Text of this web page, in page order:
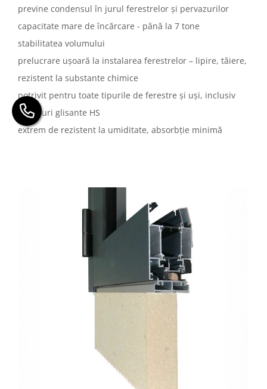
previne condensul în jurul ferestrelor și pervazurilor
capacitate mare de încărcare - până la 7 tone
stabilitatea volumului
prelucrare ușoară la instalarea ferestrelor – lipire, tăiere,
rezistent la substante chimice
potrivit pentru toate tipurile de ferestre și uși, inclusiv
portaluri glisante HS
extrem de rezistent la umiditate, absorbție minimă